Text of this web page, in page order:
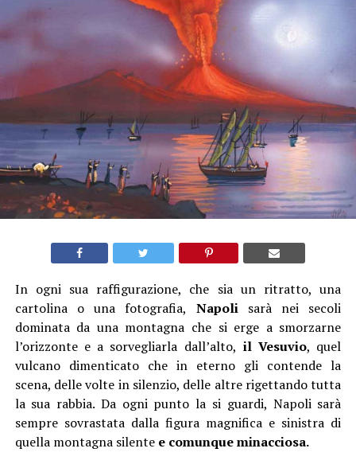
In ogni sua raffigurazione, che sia un ritratto, una
cartolina o una fotografia, Napolisarà nei secoli
dominata da una montagna che si erge a smorzarne
l’orizzonte e a sorvegliarla dall’alto, il Vesuvio, quel
vulcano dimenticato che in eterno gli contende la
scena, delle volte in silenzio, delle altre rigettando tutta
la sua rabbia. Da ogni punto la si guardi, Napoli sarà
sempre sovrastata dalla figura magnifica e sinistra di
quella montagna silente e comunque minacciosa.